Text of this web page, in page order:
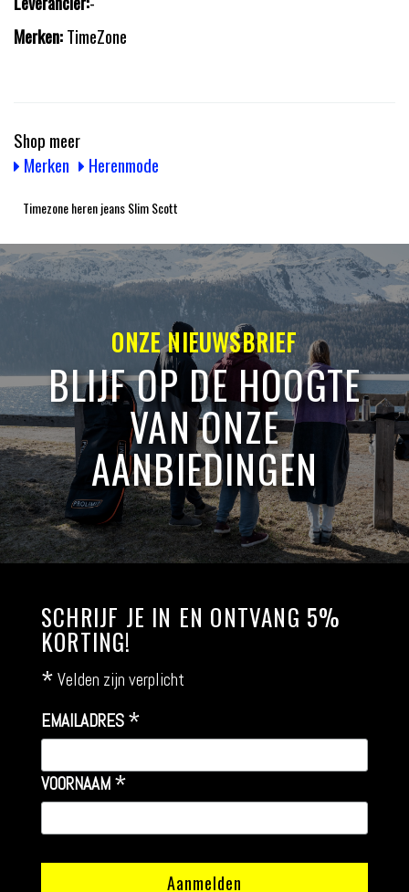
Merken:TimeZone
Shop meer
Merken
Herenmode
Timezone heren jeans Slim Scott
ONZE NIEUWSBRIEF
BLIJF OP DE HOOGTE
VAN ONZE
AANBIEDINGEN
SCHRIJF JE IN EN ONTVANG 5%
KORTING!
* Velden zijn verplicht
EMAILADRES *
VOORNAAM *